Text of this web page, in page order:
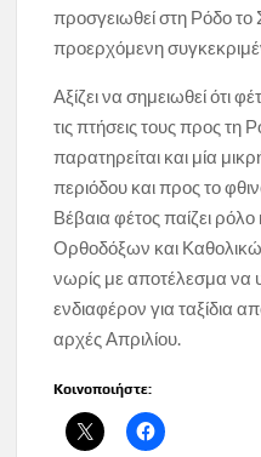
προσγειωθεί στη Ρόδο
προερχόμενη
Αξίζει να σημειωθεί ότι
τις πτήσεις τους προς
παρατηρείται και μία
περιόδου και προς το
Βέβαια φέτος παίζει
Ορθοδόξων και
νωρίς με αποτέλεσμα να
ενδιαφέρον για ταξίδια
αρχές Απριλίου.
Κοινοποιήστε: